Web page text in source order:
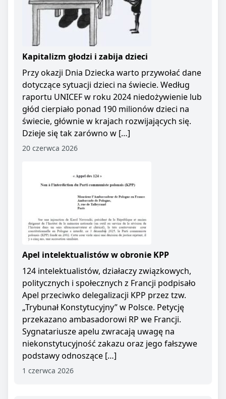
Kapitalizm głodzi i zabija dzieci
Przy okazji Dnia Dziecka warto przywołać dane
dotyczące sytuacji dzieci na świecie. Według
raportu UNICEF w roku 2024 niedożywienie lub
głód cierpiało ponad 190 milionów dzieci na
świecie, głównie w krajach rozwijających się.
Dzieje się tak zarówno w […]
20 czerwca 2026
Apel intelektualistów w obronie KPP
124 intelektualistów, działaczy związkowych,
politycznych i społecznych z Francji podpisało
Apel przeciwko delegalizacji KPP przez tzw.
„Trybunał Konstytucyjny” w Polsce. Petycję
przekazano ambasadorowi RP we Francji.
Sygnatariusze apelu zwracają uwagę na
niekonstytucyjność zakazu oraz jego fałszywe
podstawy odnoszące […]
1 czerwca 2026